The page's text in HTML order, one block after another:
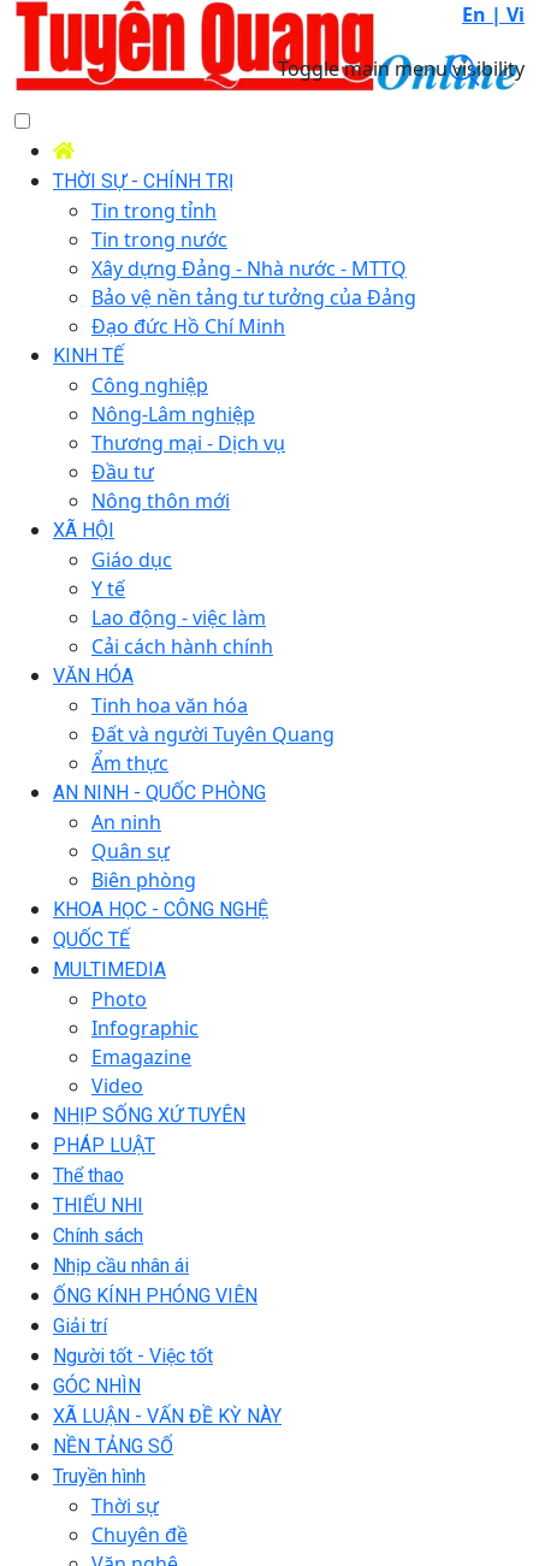
En | Vi
Toggle main menu visibility
THỜI SỰ - CHÍNH TRỊ
Tin trong tỉnh
Tin trong nước
Xây dựng Đảng - Nhà nước - MTTQ
Bảo vệ nền tảng tư tưởng của Đảng
Đạo đức Hồ Chí Minh
KINH TẾ
Công nghiệp
Nông-Lâm nghiệp
Thương mại - Dịch vụ
Đầu tư
Nông thôn mới
XÃ HỘI
Giáo dục
Y tế
Lao động - việc làm
Cải cách hành chính
VĂN HÓA
Tinh hoa văn hóa
Đất và người Tuyên Quang
Ẩm thực
AN NINH - QUỐC PHÒNG
An ninh
Quân sự
Biên phòng
KHOA HỌC - CÔNG NGHỆ
QUỐC TẾ
MULTIMEDIA
Photo
Infographic
Emagazine
Video
NHỊP SỐNG XỨ TUYÊN
PHÁP LUẬT
Thể thao
THIẾU NHI
Chính sách
Nhịp cầu nhân ái
ỐNG KÍNH PHÓNG VIÊN
Giải trí
Người tốt - Việc tốt
GÓC NHÌN
XÃ LUẬN - VẤN ĐỀ KỲ NÀY
NỀN TẢNG SỐ
Truyền hình
Thời sự
Chuyên đề